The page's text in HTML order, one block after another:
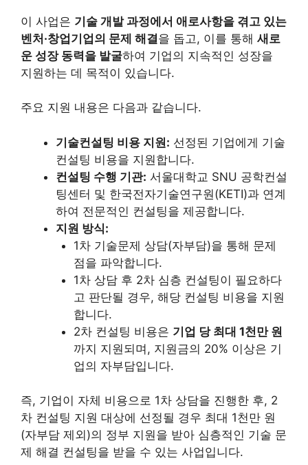
이 사업은 기술 개발 과정에서 애로사항을 겪고 있는
벤처·창업기업의 문제 해결을 돕고, 이를 통해 새로
운 성장 동력을 발굴하여 기업의 지속적인 성장을
지원하는 데 목적이 있습니다.
주요 지원 내용은 다음과 같습니다.
기술컨설팅 비용 지원: 선정된 기업에게 기술
컨설팅 비용을 지원합니다.
컨설팅 수행 기관: 서울대학교 SNU 공학컨설
팅센터 및 한국전자기술연구원(KETI)과 연계
하여 전문적인 컨설팅을 제공합니다.
지원 방식:
1차 기술문제 상담(자부담)을 통해 문제
점을 파악합니다.
1차 상담 후 2차 심층 컨설팅이 필요하다
고 판단될 경우, 해당 컨설팅 비용을 지원
합니다.
2차 컨설팅 비용은 기업 당 최대 1천만 원
까지 지원되며, 지원금의 20% 이상은 기
업의 자부담입니다.
즉, 기업이 자체 비용으로 1차 상담을 진행한 후, 2
차 컨설팅 지원 대상에 선정될 경우 최대 1천만 원
(자부담 제외)의 정부 지원을 받아 심층적인 기술 문
제 해결 컨설팅을 받을 수 있는 사업입니다.